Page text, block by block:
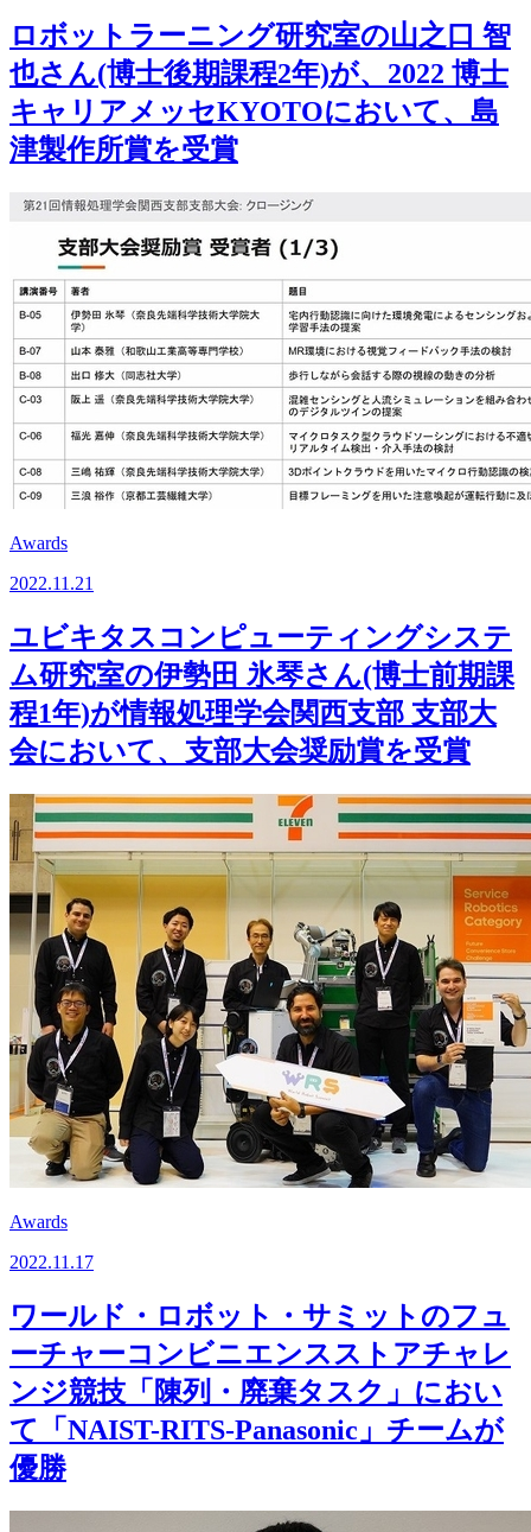
ロボットラーニング研究室の山之口 智
也さん(博士後期課程2年)が、2022 博士
キャリアメッセKYOTOにおいて、島
津製作所賞を受賞
Awards
2022.11.21
ユビキタスコンピューティングシステ
ム研究室の伊勢田 氷琴さん(博士前期課
程1年)が情報処理学会関西支部 支部大
会において、支部大会奨励賞を受賞
Awards
2022.11.17
ワールド・ロボット・サミットのフュ
ーチャーコンビニエンスストアチャレ
ンジ競技「陳列・廃棄タスク」におい
て「NAIST-RITS-Panasonic」チームが
優勝